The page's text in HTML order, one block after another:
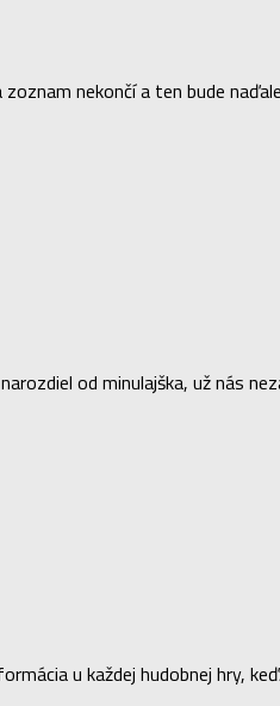
nekončí a ten bude
od minulajška, už nás
u každej hudobnej hry,